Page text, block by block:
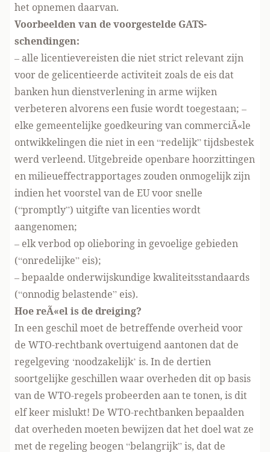
het opnemen daarvan.
Voorbeelden van de voorgestelde GATS-
schendingen:
– alle licentievereisten die niet strict relevant zijn
voor de gelicentieerde activiteit zoals de eis dat
banken hun dienstverlening in arme wijken
verbeteren alvorens een fusie wordt toegestaan; –
elke gemeentelijke goedkeuring van commerciÃ«le
ontwikkelingen die niet in een “redelijk” tijdsbestek
werd verleend. Uitgebreide openbare hoorzittingen
en milieueffectrapportages zouden onmogelijk zijn
indien het voorstel van de EU voor snelle
(“promptly”) uitgifte van licenties wordt
aangenomen;
– elk verbod op olieboring in gevoelige gebieden
(“onredelijke” eis);
– bepaalde onderwijskundige kwaliteitsstandaards
(“onnodig belastende” eis).
Hoe reÃ«el is de dreiging?
In een geschil moet de betreffende overheid voor
de WTO-rechtbank overtuigend aantonen dat de
regelgeving ‘noodzakelijk’ is. In de dertien
soortgelijke geschillen waar overheden dit op basis
van de WTO-regels probeerden aan te tonen, is dit
elf keer mislukt! De WTO-rechtbanken bepaalden
dat overheden moeten bewijzen dat het doel wat ze
met de regeling beogen “belangrijk” is, dat de